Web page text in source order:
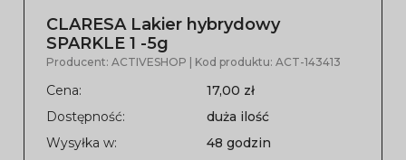
CLARESA Lakier hybrydowy
SPARKLE 1 -5g
Producent: ACTIVESHOP | Kod produktu: ACT-143413
Cena:
17,00 zł
Dostępność:
duża ilość
Wysyłka w:
48 godzin